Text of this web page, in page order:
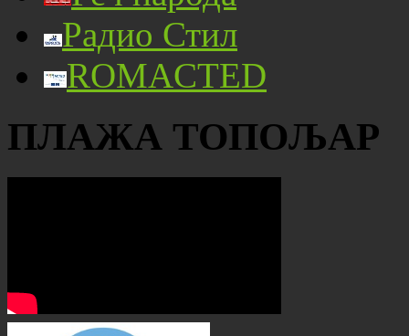
Радио Стил
ROMACTED
ПЛАЖА ТОПОЉАР